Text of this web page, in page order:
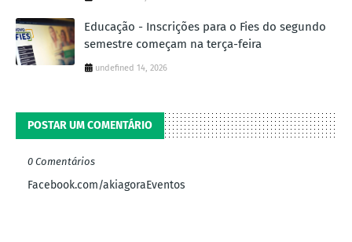
Educação - Inscrições para o Fies do segundo
semestre começam na terça-feira
undefined 14, 2026
POSTAR UM COMENTÁRIO
0 Comentários
Facebook.com/akiagoraEventos